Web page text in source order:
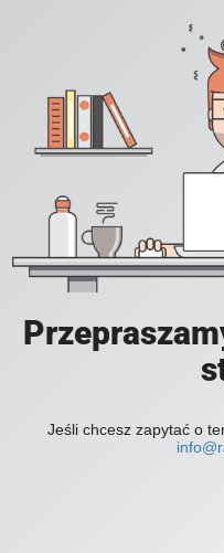
Jeśli chcesz zapytać o